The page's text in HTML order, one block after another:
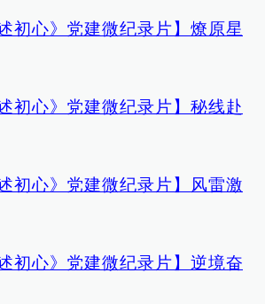
初心》党建微纪录片】燎原星
初心》党建微纪录片】秘线赴
初心》党建微纪录片】风雷激
初心》党建微纪录片】逆境奋